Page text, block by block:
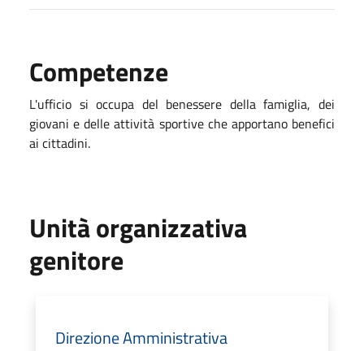
Competenze
L'ufficio si occupa del benessere della famiglia, dei
giovani e delle attività sportive che apportano benefici
ai cittadini.
Unità organizzativa
genitore
Direzione Amministrativa